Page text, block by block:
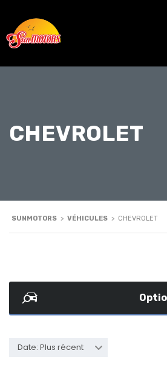
CHEVROLET
SUNMOTORS > VÉHICULES > CHEVROLET
Date: Plus récent